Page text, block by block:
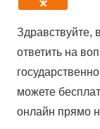
Здравствуйте,
ответить на
можете
онлайн прямо